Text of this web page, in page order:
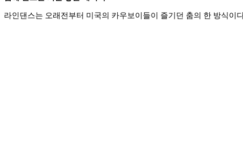
라인댄스는 오래전부터 미국의 카우보이들이 즐기던 춤의 한 방식